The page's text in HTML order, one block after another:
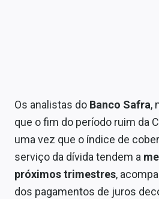
Os analistas do Banco Safra,
que o fim do período ruim da
uma vez que o índice de
serviço da dívida tendem a
próximos trimestres,
dos pagamentos de juros